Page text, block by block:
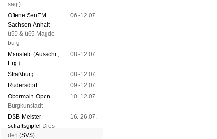
sagt)
Offene SenEM
Sach­sen-An­halt
ü50 & ü65 Mag­de­
burg
06.-12.07.
Mans­feld (Aus­schr.,
Erg.)
08.-12.07.
Straß­burg
08.-12.07.
Rüders­dorf
09.-12.07.
Ober­main-Open
Burg­kun­stadt
10.-12.07.
DSB-Meister­
schafts­gipfel
Dres­
den (SVS)
16.-26.07.